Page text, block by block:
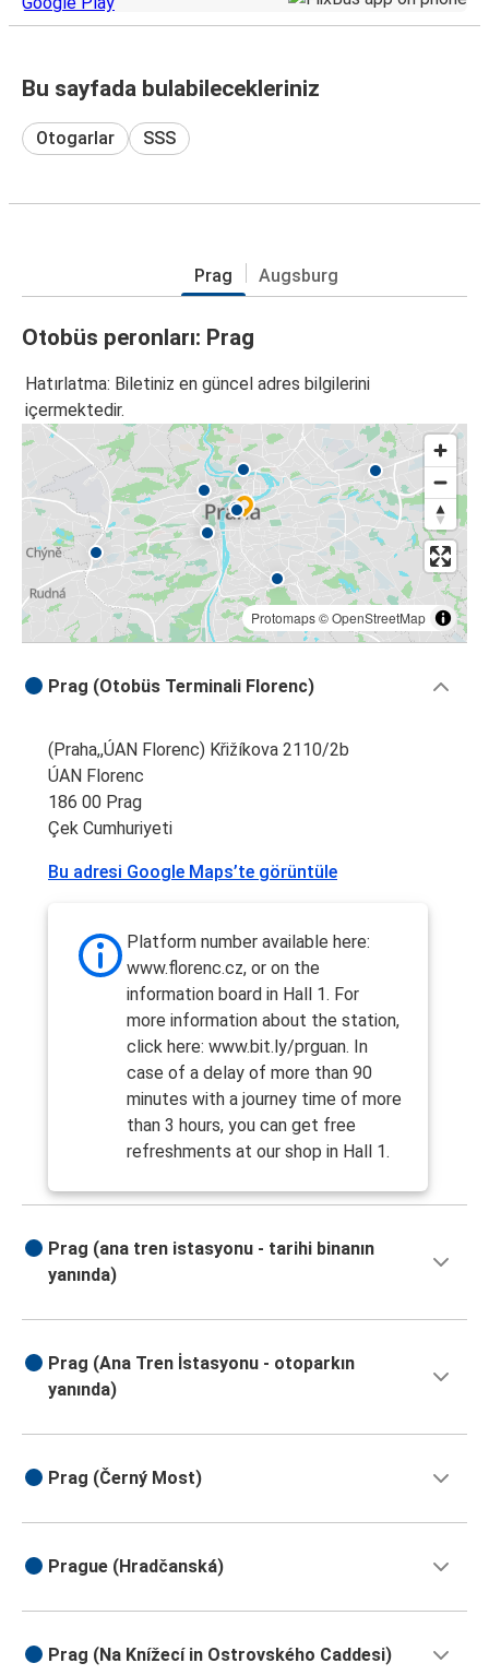
Bu sayfada bulabilecekleriniz
Otogarlar SSS
Prag Augsburg
Otobüs peronları: Prag
Hatırlatma: Biletiniz en güncel adres bilgilerini
içermektedir.
Protomaps©OpenStreetMap
Prag (Otobüs Terminali Florenc)
(Praha,,ÚAN Florenc) Křižíkova 2110/2b
ÚAN Florenc
186 00 Prag
Çek Cumhuriyeti
Bu adresi Google Maps’te görüntüle
Platform number available here:
www.florenc.cz, or on the
information board in Hall 1. For
more information about the station,
click here: www.bit.ly/prguan. In
case of a delay of more than 90
minutes with a journey time of more
than 3 hours, you can get free
refreshments at our shop in Hall 1.
Prag (ana tren istasyonu - tarihi binanın
yanında)
Prag (Ana Tren İstasyonu - otoparkın
yanında)
Prag (Černý Most)
Prague (Hradčanská)
Prag (Na Knížecí in Ostrovského Caddesi)